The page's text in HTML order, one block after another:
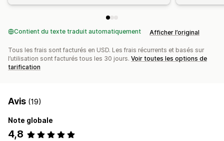
Contient du texte traduit automatiquement Afficher l’original
Tous les frais sont facturés en USD. Les frais récurrents et basés sur
l’utilisation sont facturés tous les 30 jours. Voir toutes les options de
tarification
Avis (19)
Note globale
4,8